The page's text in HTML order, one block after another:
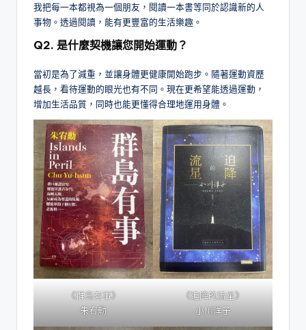
我把每一本都視為一個朋友，閱讀一本書等同於認識新的人
事物。透過閱讀，能有更豐富的生活樂趣。
Q2. 是什麼契機讓您開始運動？
當初是為了減重，並讓身體更健康開始跑步。隨著運動資歷
越長，看待運動的眼光也有不同。現在更希望能透過運動，
增加生活品質，同時也能更懂得合理地運用身體。
《群島有事》
朱宥勳
《迫降的流星》
小川洋子